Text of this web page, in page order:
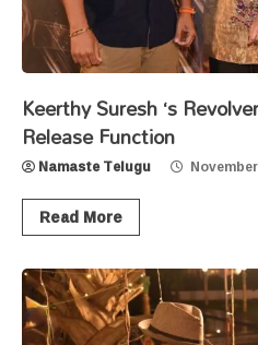
Keerthy Suresh ‘s
Release Function
Namaste Telugu
Read More